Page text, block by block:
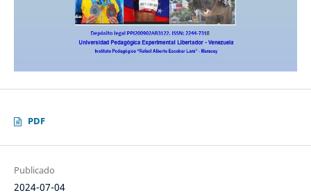
PDF
Publicado
2024-07-04